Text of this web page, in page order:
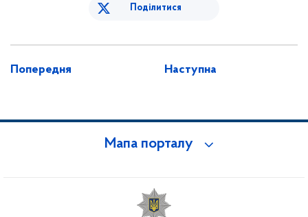
Поділитися
Попередня Наступна
Мапа порталу